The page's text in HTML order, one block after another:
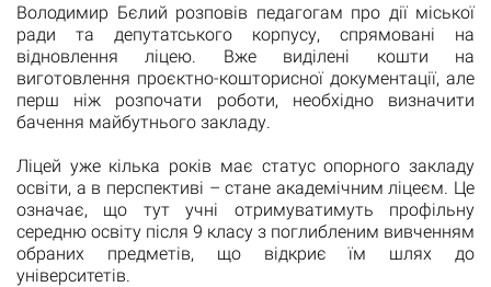
Володимир Бєлий розповів педагогам про дії міської
ради та депутатського корпусу, спрямовані на
відновлення ліцею. Вже виділені кошти на
виготовлення проєктно-кошторисної документації, але
перш ніж розпочати роботи, необхідно визначити
бачення майбутнього закладу.
Ліцей уже кілька років має статус опорного закладу
освіти, а в перспективі – стане академічним ліцеєм. Це
означає, що тут учні отримуватимуть профільну
середню освіту після 9 класу з поглибленим вивченням
обраних предметів, що відкриє їм шлях до
університетів.